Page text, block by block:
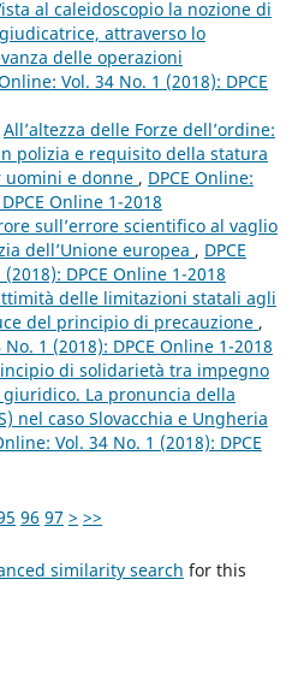
al caleidoscopio la nozione di
attraverso lo
delle operazioni
Vol. 34 No. 1 (2018): DPCE
All’altezza delle Forze dell’ordine:
polizia e requisito della statura
uomini e donne , DPCE Online:
Online 1-2018
sull’errore scientifico al vaglio
dell’Unione europea , DPCE
DPCE Online 1-2018
delle limitazioni statali agli
del principio di precauzione ,
No. 1 (2018): DPCE Online 1-2018
di solidarietà tra impegno
La pronuncia della
nel caso Slovacchia e Ungheria
Vol. 34 No. 1 (2018): DPCE
96 97 > >>
similarity search for this